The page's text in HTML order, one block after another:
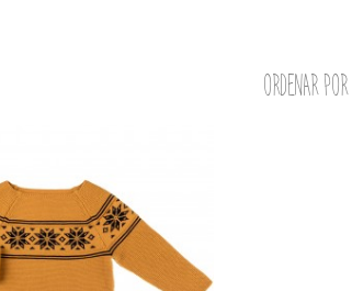
ORDENAR POR